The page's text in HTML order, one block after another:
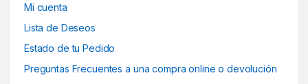
Mi cuenta
Lista de Deseos
Estado de tu Pedido
Preguntas Frecuentes a una compra online o devolución